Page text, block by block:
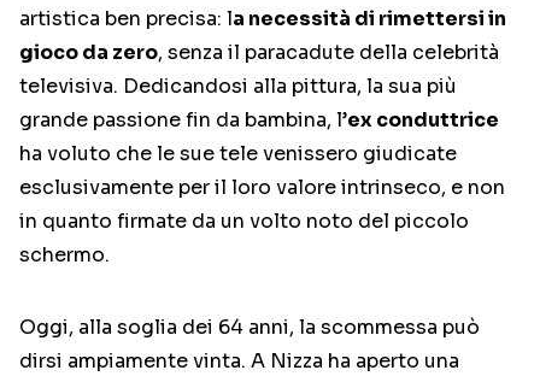
artistica ben precisa: la necessità di rimettersi in
gioco da zero, senza il paracadute della celebrità
televisiva. Dedicandosi alla pittura, la sua più
grande passione fin da bambina, l’ex conduttrice
ha voluto che le sue tele venissero giudicate
esclusivamente per il loro valore intrinseco, e non
in quanto firmate da un volto noto del piccolo
schermo.
Oggi, alla soglia dei 64 anni, la scommessa può
dirsi ampiamente vinta. A Nizza ha aperto una